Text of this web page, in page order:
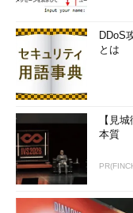
3Dを利用可能にする技
3D技術が、VMwareの
と最も異なる点は、サ
を行っているという点
る。
テクノロ
ジ
3D機能の
RemoteFX
サーバ・コ
上の
DDoS
とは
【見
本質